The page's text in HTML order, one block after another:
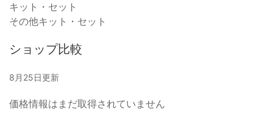
キット・セット
その他キット・セット
ショップ比較
8月25日更新
価格情報はまだ取得されていません